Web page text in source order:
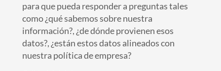
para que pueda responder a preguntas tales
como ¿qué sabemos sobre nuestra
información?, ¿de dónde provienen esos
datos?, ¿están estos datos alineados con
nuestra política de empresa?